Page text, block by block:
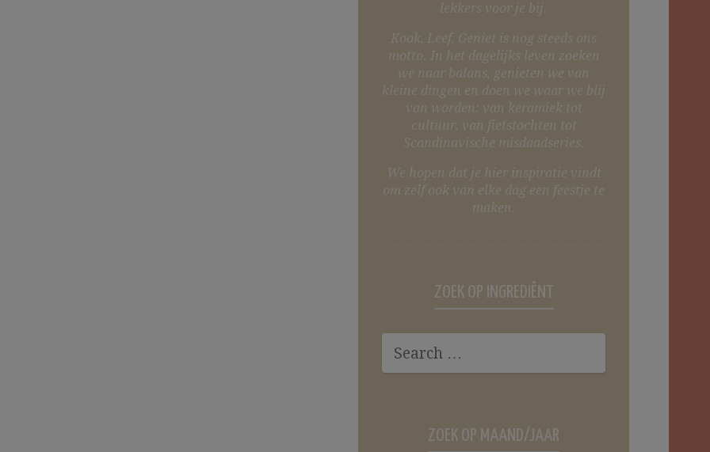
lekkers voor je bij.
Kook, Leef, Geniet is nog steeds ons
motto. In het dagelijks leven zoeken
we naar balans, genieten we van
kleine dingen en doen we waar we blij
van worden: van keramiek tot
cultuur, van fietstochten tot
Scandinavische misdaadseries.
We hopen dat je hier inspiratie vindt
om zelf ook van elke dag een feestje te
maken.
ZOEK OP INGREDIËNT
ZOEK OP MAAND/JAAR